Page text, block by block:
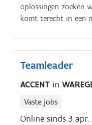
oplossingen zoeken
komt terecht in een
centraal staan.
Teamleader
ACCENT in
Vaste jobs
Online sinds 3 apr.